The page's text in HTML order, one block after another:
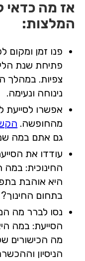
אז מה
המלצות:
פנו זמן ומקום
פתיחת שנת
צפיות. במהלך
נינוחה ונעימה.
אפשרו לסייעת
מהחופשה.
גם אתם במה
עודדו את
החינוכית:
היא אוהבת
בתחום החינוך?
נסו לברר מה
הסייעת: במה
מה הכישורים
הניסיון